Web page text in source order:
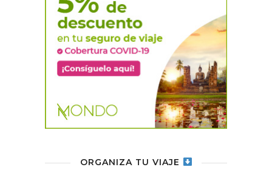
ORGANIZA TU VIAJE